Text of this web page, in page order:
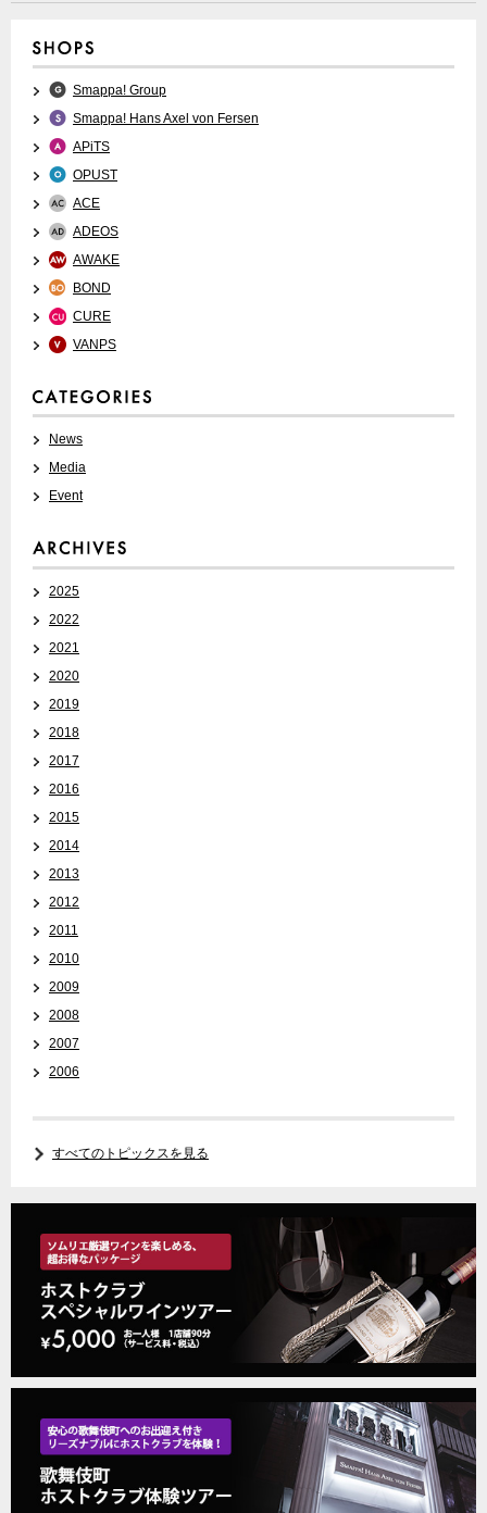
Smappa! Group
Smappa! Hans Axel von Fersen
APiTS
OPUST
ACE
ADEOS
AWAKE
BOND
CURE
VANPS
News
Media
Event
2025
2022
2021
2020
2019
2018
2017
2016
2015
2014
2013
2012
2011
2010
2009
2008
2007
2006
すべてのトピックスを見る